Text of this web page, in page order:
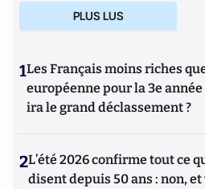
PLUS LUS
1Les Français moins riches
européenne pour la 3e
ira le grand déclassement ?
2L’été 2026 confirme tout ce
disent depuis 50 ans : non,